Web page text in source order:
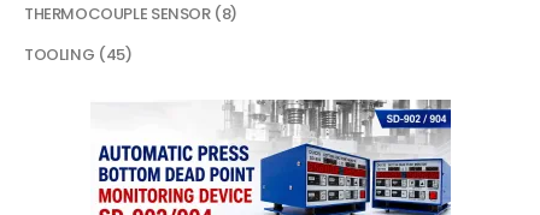
THERMOCOUPLE SENSOR 8
TOOLING 45